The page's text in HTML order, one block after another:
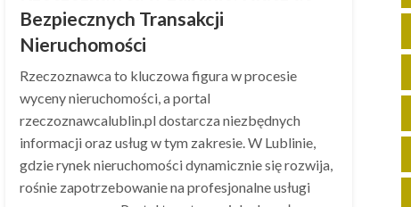
Bezpiecznych Transakcji
Nieruchomości
Rzeczoznawca to kluczowa figura w procesie
wyceny nieruchomości, a portal
rzeczoznawcalublin.pl dostarcza niezbędnych
informacji oraz usług w tym zakresie. W Lublinie,
gdzie rynek nieruchomości dynamicznie się rozwija,
rośnie zapotrzebowanie na profesjonalne usługi